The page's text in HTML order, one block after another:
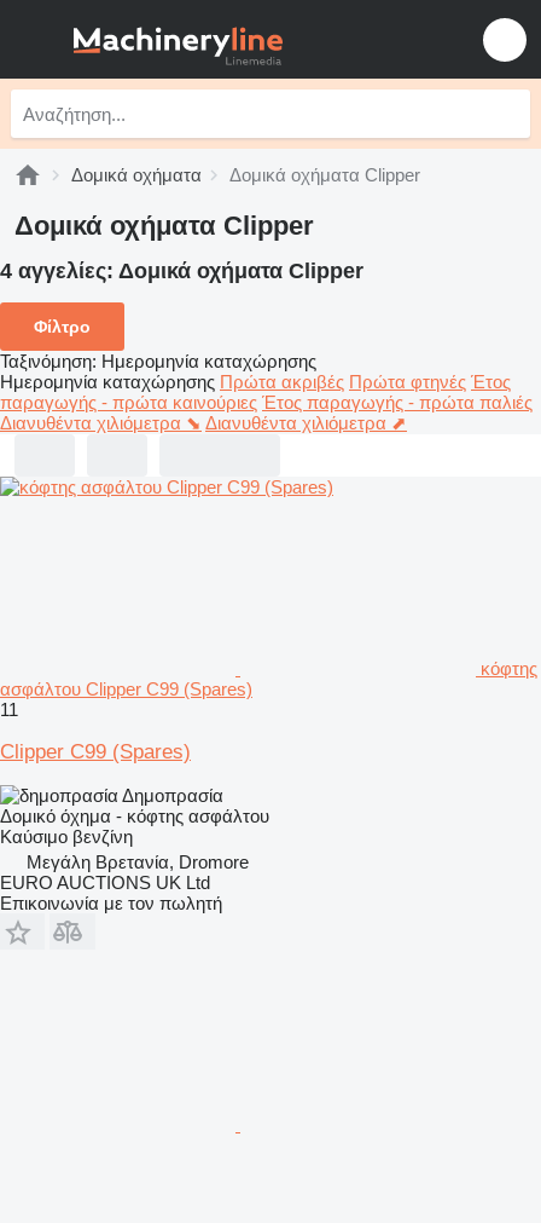
Δομικά οχήματα Δομικά οχήματα Clipper
Δομικά οχήματα Clipper
4 αγγελίες: Δομικά οχήματα Clipper
Φίλτρο
Ταξινόμηση: Ημερομηνία καταχώρησης
Ημερομηνία καταχώρησης Πρώτα ακριβές Πρώτα φτηνές Έτος
παραγωγής - πρώτα καινούριες Έτος παραγωγής - πρώτα παλιές
Διανυθέντα χιλιόμετρα ⬊ Διανυθέντα χιλιόμετρα ⬈
κόφτης
ασφάλτου Clipper C99 (Spares)
11
Clipper C99 (Spares)
Δημοπρασία
Δομικό όχημα - κόφτης ασφάλτου
Καύσιμο βενζίνη
Μεγάλη Βρετανία, Dromore
EURO AUCTIONS UK Ltd
Επικοινωνία με τον πωλητή